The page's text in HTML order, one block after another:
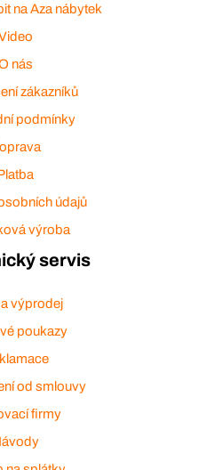
na Aza nábytek
nás
zákazníků
podmínky
údajů
výroba
servis
výprodej
poukazy
od smlouvy
firmy